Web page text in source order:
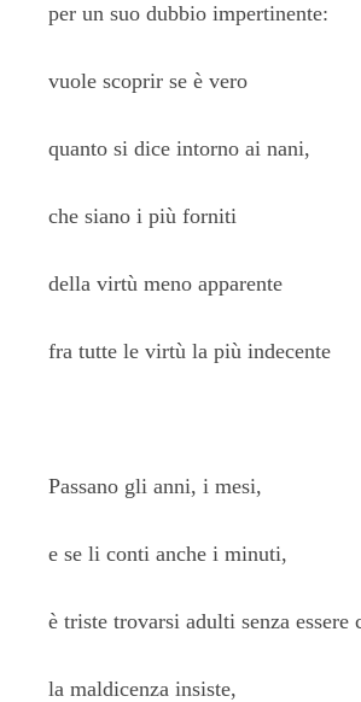
per un suo dubbio impertinente:
vuole scoprir se è vero
quanto si dice intorno ai nani,
che siano i più forniti
della virtù meno apparente
fra tutte le virtù la più indecente
Passano gli anni, i mesi,
e se li conti anche i minuti,
è triste trovarsi adulti senza essere
la maldicenza insiste,